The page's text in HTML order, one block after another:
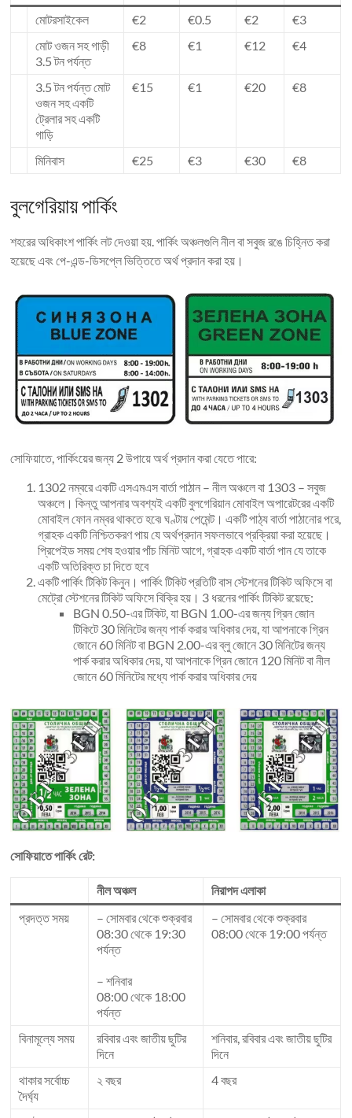
মোটরসাইকেল €2 €0.5 €2
€3
মোট ওজন সহ গাড়ী
3.5 টন পর্যন্ত
€8 €1 €12 €4
3.5 টন পর্যন্ত মোট
ওজন সহ একটি
ট্রেলার সহ একটি
গাড়ি
€15 €1 €20 €8
মিনিবাস €25 €3 €30 €8
বুলগেরিয়ায় পার্কিং
শহরের অধিকাংশ পার্কিং লট দেওয়া হয়. পার্কিং অঞ্চলগুলি নীল বা সবুজ রঙে চিহ্নিত করা
হয়েছে এবং পে-এন্ড-ডিসপ্লে ভিত্তিতে অর্থ প্রদান করা হয়।
সোফিয়াতে, পার্কিংয়ের জন্য 2 উপায়ে অর্থ প্রদান করা যেতে পারে:
1302 নম্বরে একটি এসএমএস বার্তা পাঠান – নীল অঞ্চলে বা 1303 – সবুজ
অঞ্চলে। কিন্তু আপনার অবশ্যই একটি বুলগেরিয়ান মোবাইল অপারেটরের একটি
মোবাইল ফোন নম্বর থাকতে হবে৷ ঘণ্টায় পেমেন্ট। একটি পাঠ্য বার্তা পাঠানোর পরে,
গ্রাহক একটি নিশ্চিতকরণ পায় যে অর্থপ্রদান সফলভাবে প্রক্রিয়া করা হয়েছে।
প্রিপেইড সময় শেষ হওয়ার পাঁচ মিনিট আগে, গ্রাহক একটি বার্তা পান যে তাকে
একটি অতিরিক্ত চা দিতে হবে
একটি পার্কিং টিকিট কিনুন। পার্কিং টিকিট প্রতিটি বাস স্টেশনের টিকিট অফিসে বা
মেট্রো স্টেশনের টিকিট অফিসে বিক্রি হয়। 3 ধরনের পার্কিং টিকিট রয়েছে:
BGN 0.50-এর টিকিট, যা BGN 1.00-এর জন্য গ্রিন জোন
টিকিটে 30 মিনিটের জন্য পার্ক করার অধিকার দেয়, যা আপনাকে গ্রিন
জোনে 60 মিনিট বা BGN 2.00-এর ব্লু জোনে 30 মিনিটের জন্য
পার্ক করার অধিকার দেয়, যা আপনাকে গ্রিন জোনে 120 মিনিট বা নীল
জোনে 60 মিনিটের মধ্যে পার্ক করার অধিকার দেয়
সোফিয়াতে পার্কিং রেট:
নীল অঞ্চল
নিরাপদ এলাকা
প্রদত্ত সময়
– সোমবার থেকে শুক্রবার
08:30 থেকে 19:30
পর্যন্ত
– শনিবার
08:00 থেকে 18:00
পর্যন্ত
– সোমবার থেকে শুক্রবার
08:00 থেকে 19:00 পর্যন্ত
বিনামূল্যে সময়
রবিবার এবং জাতীয় ছুটির
দিনে
শনিবার, রবিবার এবং জাতীয় ছুটির
দিনে
থাকার সর্বোচ্চ
দৈর্ঘ্য
২ বছর 4 বছর